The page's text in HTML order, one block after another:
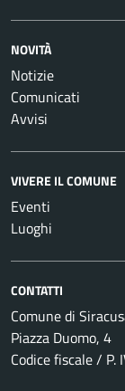
NOVITÀ
Notizie
Comunicati
Avvisi
VIVERE IL COMUNE
Eventi
Luoghi
CONTATTI
Comune di
Piazza Duomo, 4
Codice fiscale /